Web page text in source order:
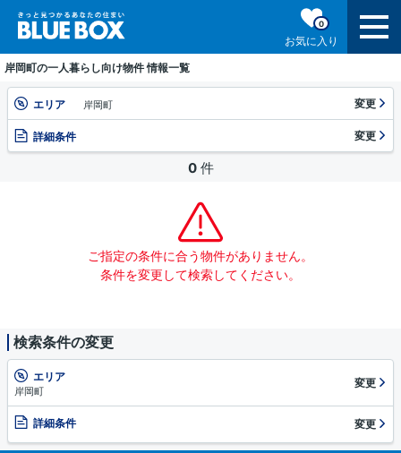
お気に入り
0
岸岡町の一人暮らし向け物件 情報一覧
エリア 岸岡町 変更
詳細条件 変更
0 件
ご指定の条件に合う物件がありません。
条件を変更して検索してください。
検索条件の変更
エリア
岸岡町
変更
詳細条件 変更